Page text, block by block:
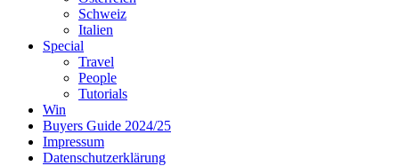
Schweiz
Italien
Special
Travel
People
Tutorials
Win
Buyers Guide 2024/25
Impressum
Datenschutzerklärung